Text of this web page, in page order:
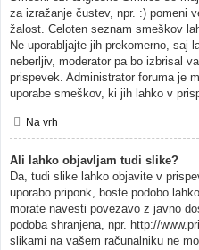
za izražanje čustev, npr. :) pomeni
žalost. Celoten seznam smeškov
Ne uporabljajte jih prekomerno, saj
neberljiv, moderator pa bo izbrisal
prispevek. Administrator foruma je
uporabe smeškov, ki jih lahko v
Na vrh
Ali lahko objavljam tudi slike?
Da, tudi slike lahko objavite v
uporabo priponk, boste podobo
morate navesti povezavo z javno
podoba shranjena, npr. http://
slikami na vašem računalniku ne